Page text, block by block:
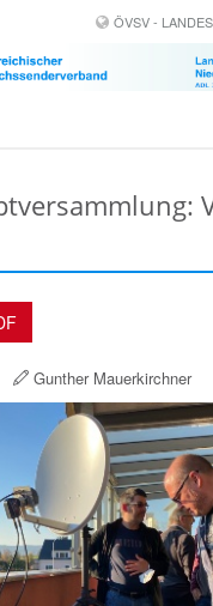
ÖVSV -
Gunther Mauerkirchner